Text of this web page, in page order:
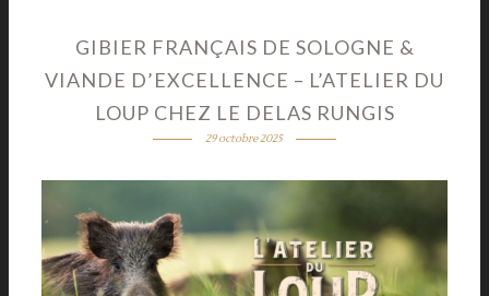
GIBIER FRANÇAIS DE SOLOGNE &
VIANDE D’EXCELLENCE – L’ATELIER DU
LOUP CHEZ LE DELAS RUNGIS
29 octobre 2025